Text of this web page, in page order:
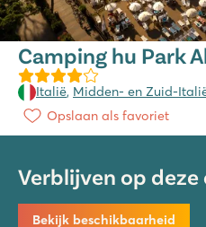
Camping hu Park
Italië, Midden- en Zuid-
Opslaan als favoriet
Verblijven op deze
Bekijk beschikbaarheid